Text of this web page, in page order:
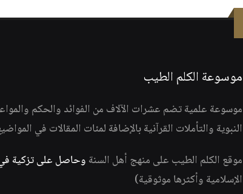
موسوعة الكلم الطيب
موسوعة علمية تضم عشرات الآلاف من الفوائد والحكم
النبوية والتأملات القرآنية بالإضافة لمئات المقالات في
موقع الكلم الطيب على منهج أهل السنة وحاصل على تزكية
الإسلامية وأكثرها موثوقية)